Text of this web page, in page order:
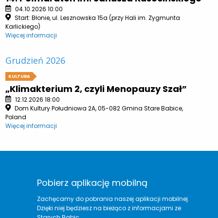
04.10.2026 10:00
Start: Błonie, ul. Lesznowska 15a (przy Hali im. Zygmunta
Karlickiego)
Więcej informacji
Grudzień 2026
KULTURA
„Klimakterium 2, czyli Menopauzy Szał”
12.12.2026 18:00
Dom Kultury Południowa 2A, 05-082 Gmina Stare Babice,
Poland
Więcej informacji
Pobierz aplikację mobilną
Zachęcamy do pobrania naszej aplikacji mobilnej.
Dzięki niej będziesz na bieżąco z informacjami ze